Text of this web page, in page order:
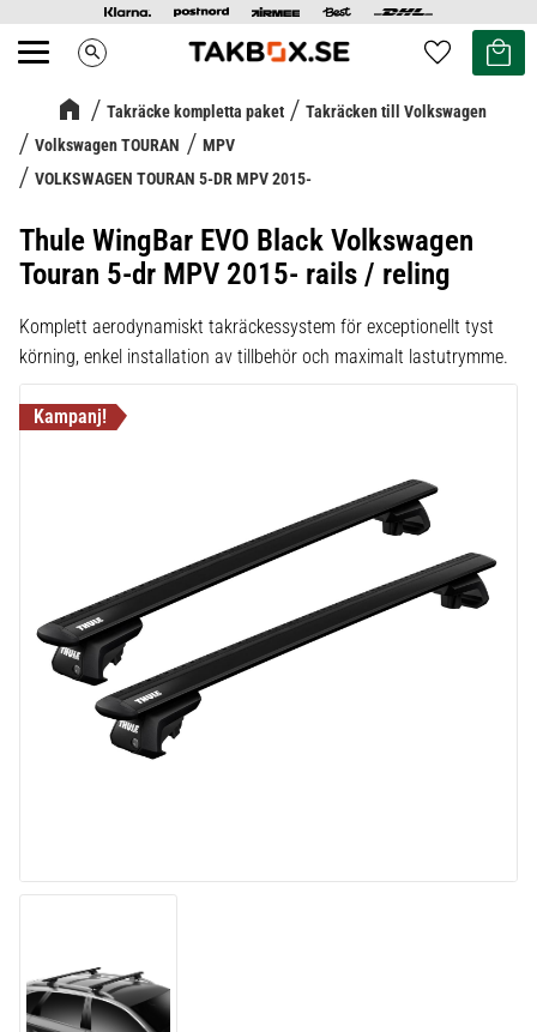
Meny search Favoriter
Kundvagn
Takräcke kompletta paket
Takräcken till Volkswagen
Volkswagen TOURAN
MPV
VOLKSWAGEN TOURAN 5-DR MPV 2015-
Thule WingBar EVO Black Volkswagen
Touran 5-dr MPV 2015- rails / reling
Komplett aerodynamiskt takräckessystem för exceptionellt tyst
körning, enkel installation av tillbehör och maximalt lastutrymme.